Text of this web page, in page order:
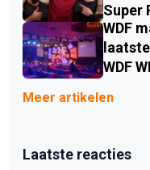
Super
WDF
WDF
Meer artikelen
Laatste reacties